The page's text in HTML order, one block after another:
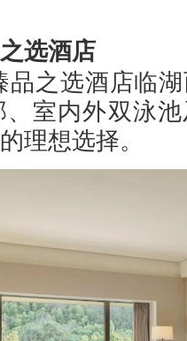
选酒店
品之选酒店临
室内外双泳
理想选择。